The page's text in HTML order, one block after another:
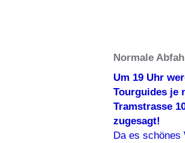
Normale
Um 19 Uhr
Tourguides je
Tramstrasse
zugesagt!
Da es schönes